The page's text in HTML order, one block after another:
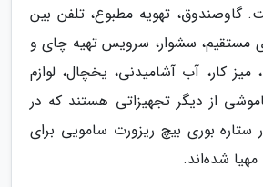
گاوصندوق، تهویه مطبوع، تلفن بین
مستقیم، سشوار، سرویس تهیه چای و
میز کار، آب آشامیدنی، یخچال، لوازم
از دیگر تجهیزاتی هستند که در
بوری بیچ ریزورت سامویی برای
مهیا شده‌اند.